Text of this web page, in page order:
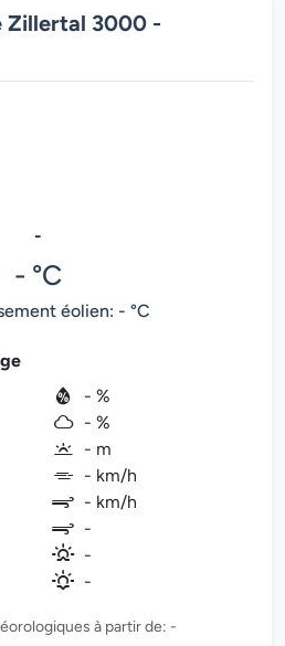
Zillertal 3000 -
-
- °C
éolien: - °C
- %
- %
- m
- km/h
- km/h
-
-
-
à partir de: -